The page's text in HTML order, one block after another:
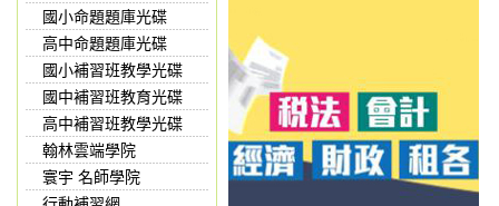
國小命題題庫光碟
高中命題題庫光碟
國小補習班教學光碟
國中補習班教育光碟
高中補習班教學光碟
翰林雲端學院
寰宇 名師學院